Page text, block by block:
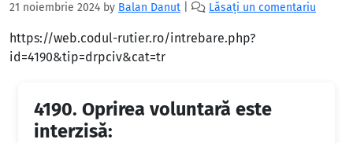
21 noiembrie 2024 by Balan Danut Lăsați un comentariu
https://web.codul-rutier.ro/intrebare.php?
id=4190&tip=drpciv&cat=tr
4190. Oprirea voluntară este
interzisă: